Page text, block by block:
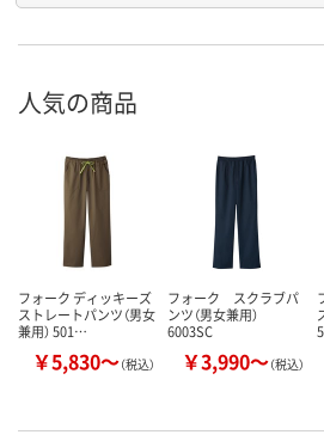
人気の商品
フォーク ディッキーズ
ストレートパンツ（男女
兼用） 501…
￥5,830～（税込）
フォーク スクラブパ
ンツ（男女兼用）
6003SC
￥3,990～（税込）